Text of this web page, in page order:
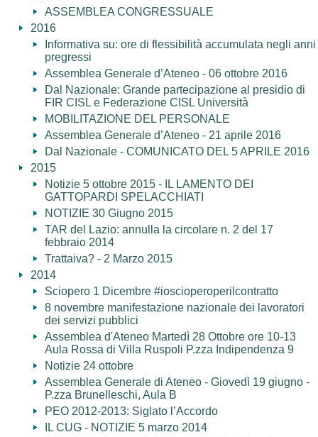
ASSEMBLEA CONGRESSUALE
2016
Informativa su: ore di flessibilità accumulata negli anni
pregressi
Assemblea Generale d’Ateneo - 06 ottobre 2016
Dal Nazionale: Grande partecipazione al presidio di
FIR CISL e Federazione CISL Università
MOBILITAZIONE DEL PERSONALE
Assemblea Generale d’Ateneo - 21 aprile 2016
Dal Nazionale - COMUNICATO DEL 5 APRILE 2016
2015
Notizie 5 ottobre 2015 - IL LAMENTO DEI
GATTOPARDI SPELACCHIATI
NOTIZIE 30 Giugno 2015
TAR del Lazio: annulla la circolare n. 2 del 17
febbraio 2014
Trattaiva? - 2 Marzo 2015
2014
Sciopero 1 Dicembre #ioscioperoperilcontratto
8 novembre manifestazione nazionale dei lavoratori
dei servizi pubblici
Assemblea d'Ateneo Martedì 28 Ottobre ore 10-13
Aula Rossa di Villa Ruspoli P.zza Indipendenza 9
Notizie 24 ottobre
Assemblea Generale di Ateneo - Giovedì 19 giugno -
P.zza Brunelleschi, Aula B
PEO 2012-2013: Siglato l’Accordo
IL CUG - NOTIZIE 5 marzo 2014